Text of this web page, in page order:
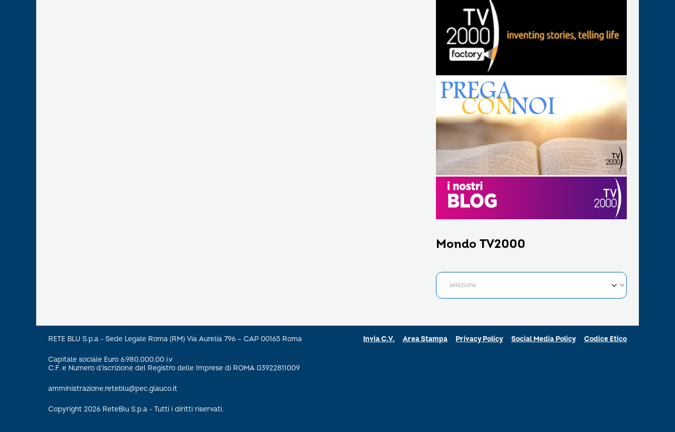
Mondo TV2000
RETE BLU S.p.a - Sede Legale Roma (RM) Via Aurelia 796 – CAP 00165 Roma
Capitale sociale Euro 6.980.000,00 i.v
C.F. e Numero d’iscrizione del Registro delle Imprese di ROMA 03922811009
amministrazione.reteblu@pec.glauco.it
Copyright 2026 ReteBlu S.p.a - Tutti i diritti riservati.
Invia C.V. Area Stampa Privacy Policy Social Media Policy Codice Etico